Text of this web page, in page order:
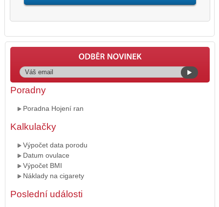
Poradny
Poradna Hojení ran
Kalkulačky
Výpočet data porodu
Datum ovulace
Výpočet BMI
Náklady na cigarety
Poslední události